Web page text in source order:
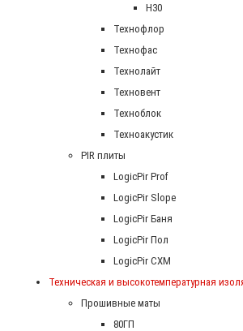
Н30
Технофлор
Технофас
Технолайт
Техновент
Техноблок
Техноакустик
PIR плиты
LogicPir Prof
LogicPir Slope
LogicPir Баня
LogicPir Пол
LogicPir СХМ
Техническая и высокотемпературная
Прошивные маты
80ГП